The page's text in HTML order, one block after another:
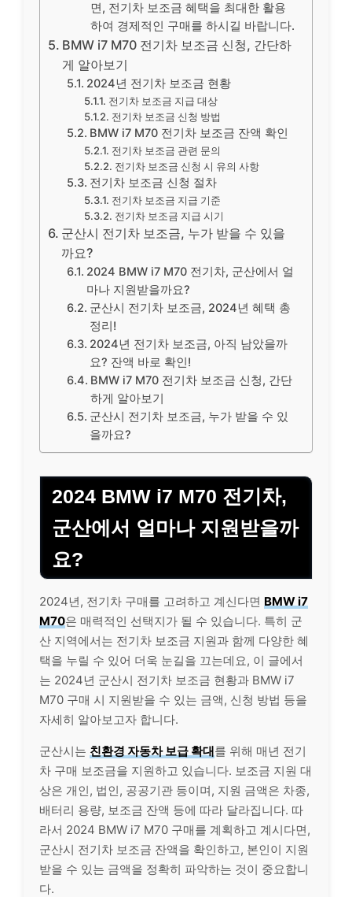
면, 전기차 보조금 혜택을 최대한 활용
하여 경제적인 구매를 하시길 바랍니다.
BMW i7 M70 전기차 보조금 신청, 간단하
게 알아보기
2024년 전기차 보조금 현황
전기차 보조금 지급 대상
전기차 보조금 신청 방법
BMW i7 M70 전기차 보조금 잔액 확인
전기차 보조금 관련 문의
전기차 보조금 신청 시 유의 사항
전기차 보조금 신청 절차
전기차 보조금 지급 기준
전기차 보조금 지급 시기
군산시 전기차 보조금, 누가 받을 수 있을
까요?
2024 BMW i7 M70 전기차, 군산에서 얼
마나 지원받을까요?
군산시 전기차 보조금, 2024년 혜택 총
정리!
2024년 전기차 보조금, 아직 남았을까
요? 잔액 바로 확인!
BMW i7 M70 전기차 보조금 신청, 간단
하게 알아보기
군산시 전기차 보조금, 누가 받을 수 있
을까요?
2024 BMW i7 M70 전기차,
군산에서 얼마나 지원받을까
요?
2024년, 전기차 구매를 고려하고 계신다면 BMW i7
M70은 매력적인 선택지가 될 수 있습니다. 특히 군
산 지역에서는 전기차 보조금 지원과 함께 다양한 혜
택을 누릴 수 있어 더욱 눈길을 끄는데요, 이 글에서
는 2024년 군산시 전기차 보조금 현황과 BMW i7
M70 구매 시 지원받을 수 있는 금액, 신청 방법 등을
자세히 알아보고자 합니다.
군산시는 친환경 자동차 보급 확대를 위해 매년 전기
차 구매 보조금을 지원하고 있습니다. 보조금 지원 대
상은 개인, 법인, 공공기관 등이며, 지원 금액은 차종,
배터리 용량, 보조금 잔액 등에 따라 달라집니다. 따
라서 2024 BMW i7 M70 구매를 계획하고 계시다면,
군산시 전기차 보조금 잔액을 확인하고, 본인이 지원
받을 수 있는 금액을 정확히 파악하는 것이 중요합니
다.